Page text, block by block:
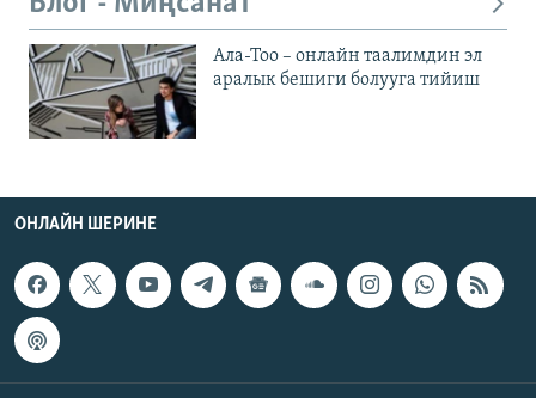
Ала-Тоо – онлайн таалимдин эл
аралык бешиги болууга тийиш
ОНЛАЙН ШЕРИНЕ